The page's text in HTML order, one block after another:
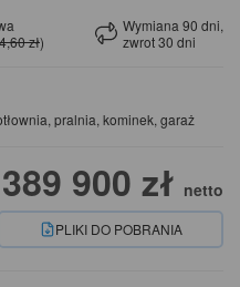
pralnia, kominek, garaż
389 900 zł netto
PLIKI DO POBRANIA
zł)
Wymiana 90 dni,
zwrot 30 dni